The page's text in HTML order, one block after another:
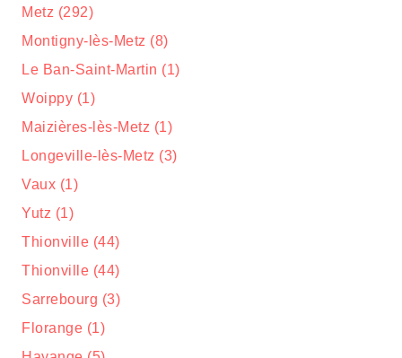
Metz (292)
Montigny-lès-Metz (8)
Le Ban-Saint-Martin (1)
Woippy (1)
Maizières-lès-Metz (1)
Longeville-lès-Metz (3)
Vaux (1)
Yutz (1)
Thionville (44)
Thionville (44)
Sarrebourg (3)
Florange (1)